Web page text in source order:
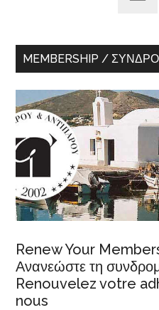
MEMBERSHIP /
Renew Your
Ανανεώστε τη
Renouvelez votre
nous